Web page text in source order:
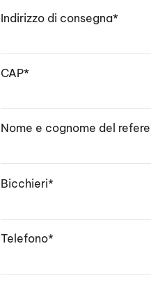
Indirizzo di consegna*
CAP*
Nome e cognome del
Bicchieri*
Telefono*